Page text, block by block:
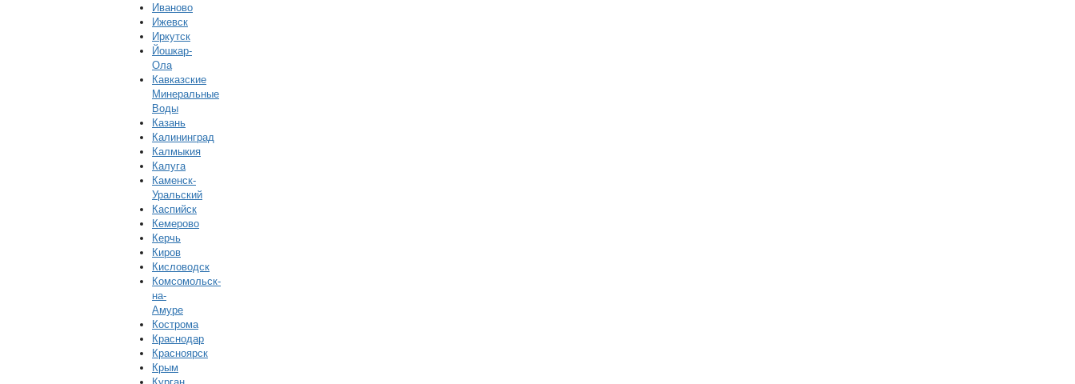
Иваново
Ижевск
Иркутск
Йошкар-
Ола
Кавказские
Минеральные
Воды
Казань
Калининград
Калмыкия
Калуга
Каменск-
Уральский
Каспийск
Кемерово
Керчь
Киров
Кисловодск
Комсомольск-
на-
Амуре
Кострома
Краснодар
Красноярск
Крым